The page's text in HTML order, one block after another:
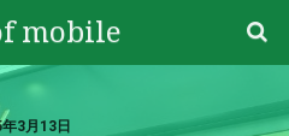
mobile
3月13日